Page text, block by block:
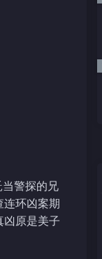
警探的兄
环凶案期
原是美子